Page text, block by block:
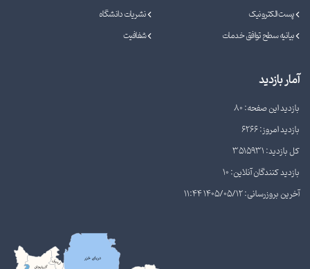
پست الکترونیک
نشریات دانشگاه
بیانیه سطح توافق خدمات
شفافیت
آمار بازدید
بازدید این صفحه: 80
بازدید امروز: 6266
کل بازدید: 3515931
بازدید کنندگان آنلاین: 10
آخرین بروزرسانی: 1405/05/12 11:44